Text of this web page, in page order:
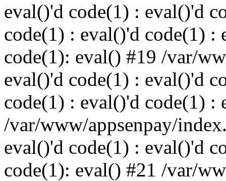
eval()'d code(1) : eval()'d
code(1) : eval()'d code(1) :
code(1): eval() #19 /var/
eval()'d code(1) : eval()'d
code(1) : eval()'d code(1) :
/var/www/appsenpay/
eval()'d code(1) : eval()'d
code(1): eval() #21 /var/